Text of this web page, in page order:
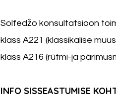
Solfedžo konsultatsioon
klass A221 (klassikalise
klass A216 (rütmi-ja
INFO SISSEASTUMISE